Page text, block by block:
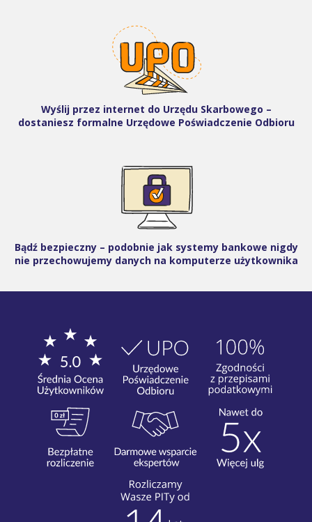
Wyślij przez internet do Urzędu Skarbowego –
dostaniesz formalne Urzędowe Poświadczenie Odbioru
Bądź bezpieczny – podobnie jak systemy bankowe nigdy
nie przechowujemy danych na komputerze użytkownika